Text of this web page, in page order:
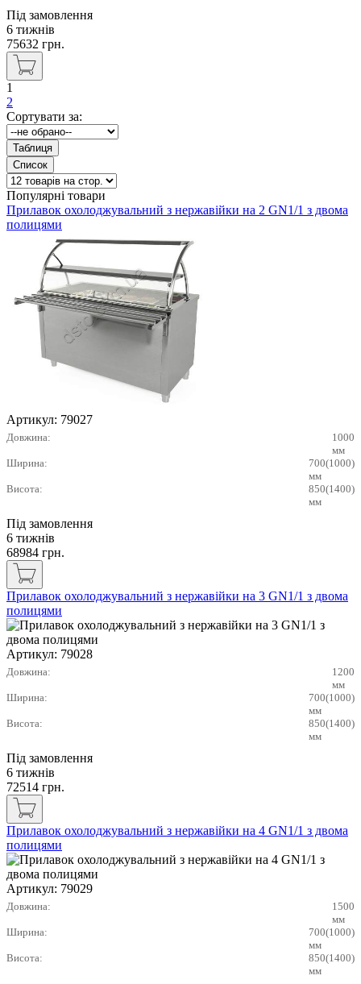
Під замовлення
6 тижнів
75632 грн.
1
2
Сортувати за:
Популярні товари
Прилавок охолоджувальний з нержавійки на 2 GN1/1 з двома
полицями
Артикул: 79027
Довжина:
1000
мм
Ширина:
700(1000)
мм
Висота:
850(1400)
мм
Під замовлення
6 тижнів
68984 грн.
Прилавок охолоджувальний з нержавійки на 3 GN1/1 з двома
полицями
Артикул: 79028
Довжина:
1200
мм
Ширина:
700(1000)
мм
Висота:
850(1400)
мм
Під замовлення
6 тижнів
72514 грн.
Прилавок охолоджувальний з нержавійки на 4 GN1/1 з двома
полицями
Артикул: 79029
Довжина:
1500
мм
Ширина:
700(1000)
мм
Висота:
850(1400)
мм